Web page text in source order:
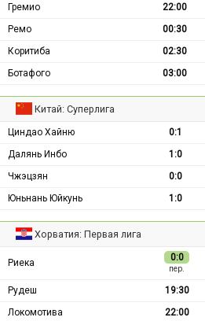
Гремио 22:00
Ремо
00:30
Коритиба
02:30
Ботафого
03:00
Китай: Суперлига
Циндао Хайню 0:1
Далянь Инбо
1:0
Чжэцзян
0:0
Юньнань Юйкунь
1:0
Хорватия: Первая лига
Риека 0:0
пер.
Рудеш 19:30
Локомотива
22:00